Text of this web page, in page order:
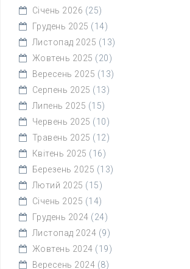
Січень 2026 (25)
Грудень 2025 (14)
Листопад 2025 (13)
Жовтень 2025 (20)
Вересень 2025 (13)
Серпень 2025 (13)
Липень 2025 (15)
Червень 2025 (10)
Травень 2025 (12)
Квітень 2025 (16)
Березень 2025 (13)
Лютий 2025 (15)
Січень 2025 (14)
Грудень 2024 (24)
Листопад 2024 (9)
Жовтень 2024 (19)
Вересень 2024 (8)